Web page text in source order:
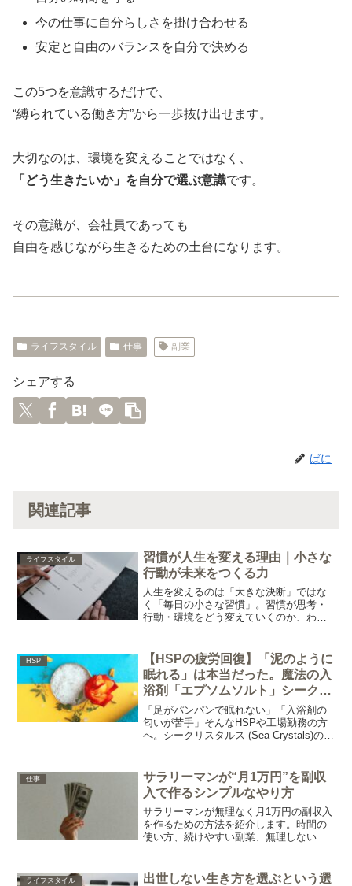
今の仕事に自分らしさを掛け合わせる
安定と自由のバランスを自分で決める
この5つを意識するだけで、
“縛られている働き方”から一歩抜け出せます。
大切なのは、環境を変えることではなく、
「どう生きたいか」を自分で選ぶ意識です。
その意識が、会社員であっても
自由を感じながら生きるための土台になります。
ライフスタイル 仕事 副業
シェアする
ばに
関連記事
ライフスタイル
習慣が人生を変える理由｜小さな
行動が未来をつくる力
人生を変えるのは「大きな決断」ではな
く「毎日の小さな習慣」。習慣が思考・
行動・環境をどう変えていくのか、わか
HSP
【HSPの疲労回復】「泥のように
眠れる」は本当だった。魔法の入
浴剤「エプソムソルト」シークリ
スタルス (Sea Crystals)
「足がパンパンで眠れない」「入浴剤の
匂いが苦手」そんなHSPや工場勤務の方
へ。シークリスタルス (Sea Crystals)の
体が軽くなる理由を解説します。
仕事
サラリーマンが“月1万円”を副収
入で作るシンプルなやり方
サラリーマンが無理なく月1万円の副収入
を作るための方法を紹介します。時間の
使い方、続けやすい副業、無理しない仕
ライフスタイル
出世しない生き方を選ぶという選